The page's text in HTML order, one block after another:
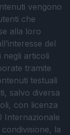
vengono
che
alla loro
del
negli articoli
tramite
testuali
salvo diversa
con licenza
Internazionale
la